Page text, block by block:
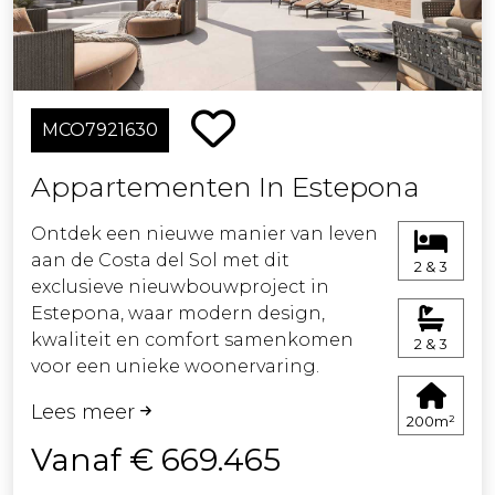
MCO7921630
Appartementen In Estepona
Ontdek een nieuwe manier van leven
aan de Costa del Sol met dit
exclusieve nieuwbouwproject in
Estepona, waar modern design,
kwaliteit en comfort samenkomen
voor een unieke woonervaring.
Het complex bestaat uit een
zorgvuldig geselecteerde collectie
van 60 woningen, ontworpen voor
Lees meer
Vanaf € 669.465
2 & 3
2 & 3
200m²